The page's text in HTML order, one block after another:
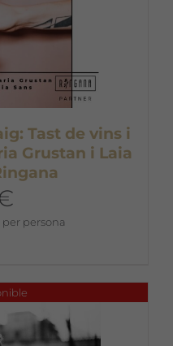
Tast de vins i
Grustan i Laia
per persona